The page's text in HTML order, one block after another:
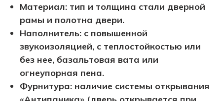
Материал: тип и толщина стали дверной
рамы и полотна двери.
Наполнитель: с повышенной
звукоизоляцией, с теплостойкостью или
без нее, базальтовая вата или
огнеупорная пена.
Фурнитура: наличие системы открывания